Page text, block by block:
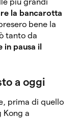
la bancarotta
bene la
tanto da
in pausa il
a oggi
prima di quello
Kong a